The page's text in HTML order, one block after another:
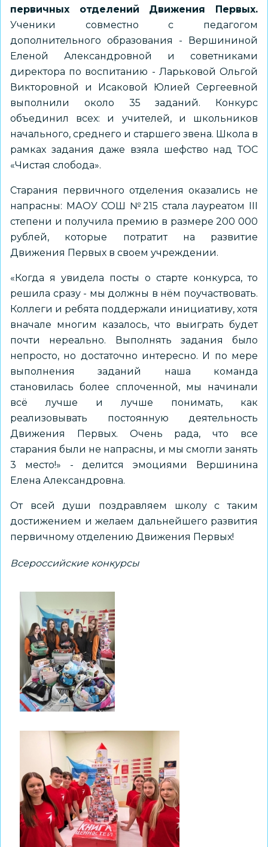
первичных отделений Движения Первых.
Ученики совместно с педагогом
дополнительного образования - Вершининой
Еленой Александровной и советниками
директора по воспитанию - Ларьковой Ольгой
Викторовной и Исаковой Юлией Сергеевной
выполнили около 35 заданий. Конкурс
объединил всех: и учителей, и школьников
начального, среднего и старшего звена. Школа в
рамках задания даже взяла шефство над ТОС
«Чистая слобода».
Старания первичного отделения оказались не
напрасны: МАОУ СОШ №215 стала лауреатом III
степени и получила премию в размере 200 000
рублей, которые потратит на развитие
Движения Первых в своем учреждении.
«Когда я увидела посты о старте конкурса, то
решила сразу - мы должны в нём поучаствовать.
Коллеги и ребята поддержали инициативу, хотя
вначале многим казалось, что выиграть будет
почти нереально. Выполнять задания было
непросто, но достаточно интересно. И по мере
выполнения заданий наша команда
становилась более сплоченной, мы начинали
всё лучше и лучше понимать, как
реализовывать постоянную деятельность
Движения Первых. Очень рада, что все
старания были не напрасны, и мы смогли занять
3 место!» - делится эмоциями Вершинина
Елена Александровна.
От всей души поздравляем школу с таким
достижением и желаем дальнейшего развития
первичному отделению Движения Первых!
Всероссийские конкурсы